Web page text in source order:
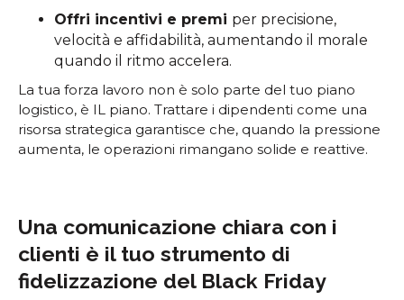
Offri incentivi e premi per precisione,
velocità e affidabilità, aumentando il morale
quando il ritmo accelera.
La tua forza lavoro non è solo parte del tuo piano
logistico, è IL piano. Trattare i dipendenti come una
risorsa strategica garantisce che, quando la pressione
aumenta, le operazioni rimangano solide e reattive.
Una comunicazione chiara con i
clienti è il tuo strumento di
fidelizzazione del Black Friday